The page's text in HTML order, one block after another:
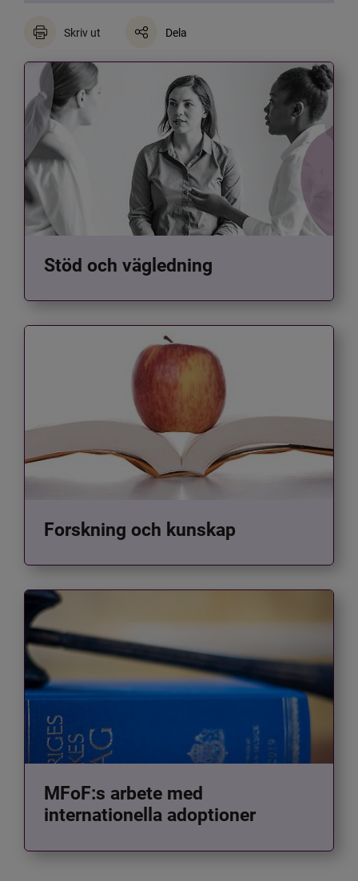
Skriv ut Dela
Stöd och vägledning
Forskning och kunskap
MFoF:s arbete med
internationella adoptioner